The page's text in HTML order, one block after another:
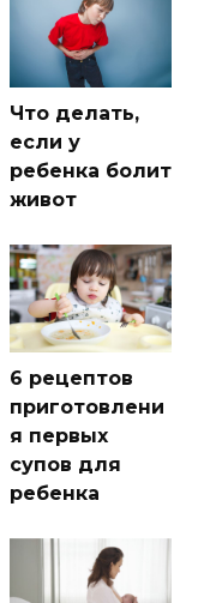
Что делать,
если у
ребенка болит
живот
6 рецептов
приготовлени
я первых
супов для
ребенка